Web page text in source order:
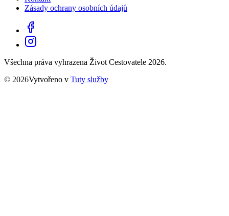
Zásady ochrany osobních údajů
Všechna práva vyhrazena Život Cestovatele 2026.
© 2026Vytvořeno v Tuty služby